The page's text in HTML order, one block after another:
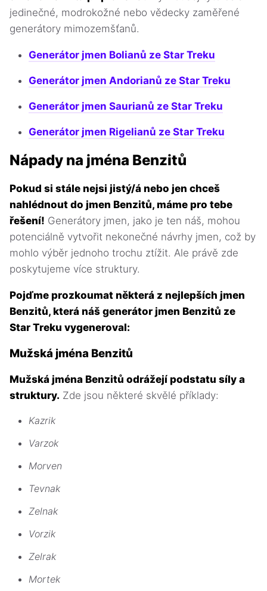
jedinečné, modrokožné nebo vědecky zaměřené
generátory mimozemšťanů.
Generátor jmen Bolianů ze Star Treku
Generátor jmen Andorianů ze Star Treku
Generátor jmen Saurianů ze Star Treku
Generátor jmen Rigelianů ze Star Treku
Nápady na jména Benzitů
Pokud si stále nejsi jistý/á nebo jen chceš
nahlédnout do jmen Benzitů, máme pro tebe
řešení! Generátory jmen, jako je ten náš, mohou
potenciálně vytvořit nekonečné návrhy jmen, což by
mohlo výběr jednoho trochu ztížit. Ale právě zde
poskytujeme více struktury.
Pojďme prozkoumat některá z nejlepších jmen
Benzitů, která náš generátor jmen Benzitů ze
Star Treku vygeneroval:
Mužská jména Benzitů
Mužská jména Benzitů odrážejí podstatu síly a
struktury. Zde jsou některé skvělé příklady:
Kazrik
Varzok
Morven
Tevnak
Zelnak
Vorzik
Zelrak
Mortek